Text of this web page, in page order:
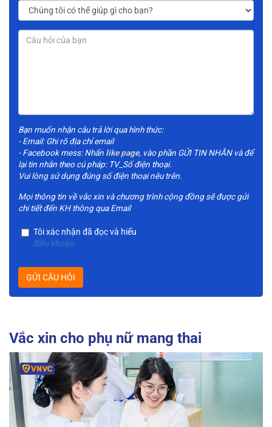
Bạn muốn nhận câu trả lời qua hình thức:
- Email: Ghi rõ địa chỉ email
- Facebook mess: Nhấn like page, vào phần GỬI TIN NHẮN và để
lại tin nhắn theo cú pháp: TV_Số điện thoại.
Vui lòng sử dụng đúng số điện thoại nêu trên.
Mọi thông tin về vắc xin và chương trình cộng đồng sẽ được gửi
chi tiết đến KH thông qua Email
Tôi xác nhận đã đọc và hiểu
điều khoản
.
GỬI CÂU HỎI
Vắc xin cho phụ nữ mang thai